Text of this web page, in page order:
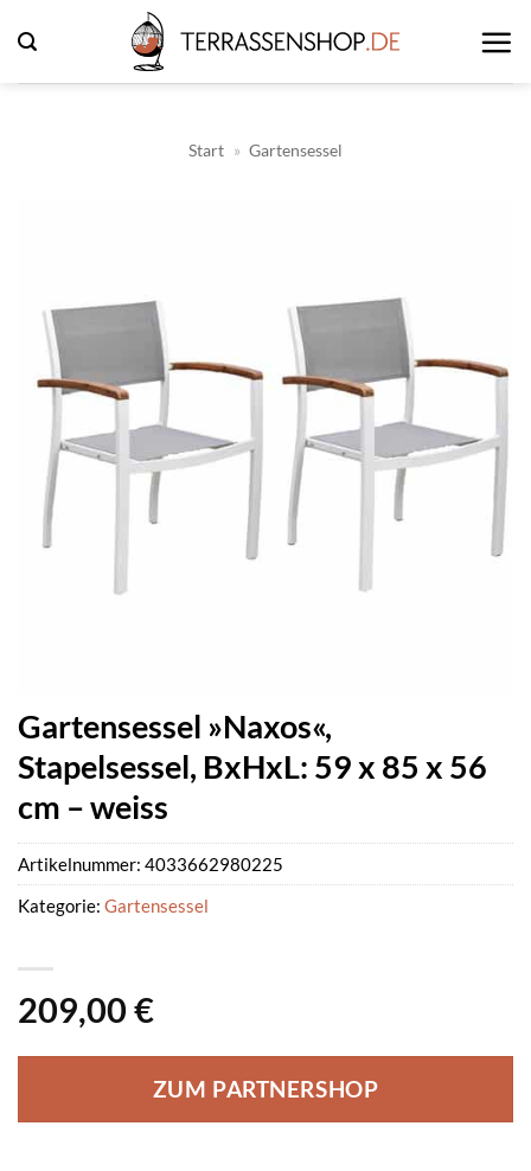
Inhalt
springen
Start » Gartensessel
Gartensessel »Naxos«,
Stapelsessel, BxHxL: 59 x 85 x 56
cm – weiss
209,00 €
ZUM PARTNERSHOP
Artikelnummer: 4033662980225
Kategorie: Gartensessel